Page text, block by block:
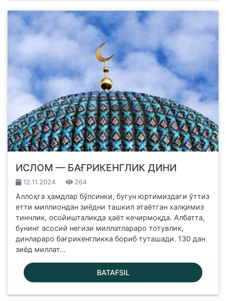
ИСЛОМ — БАҒРИКEНГЛИК ДИНИ
12.11.2024 264
Аллоҳга ҳамдлар бўлсинки, бугун юртимиздаги ўттиз
етти миллиондан зиёдни ташкил этаётган халқимиз
тинчлик, осойишталикда ҳаёт кечирмоқда. Албатта,
бунинг асосий негизи миллатлараро тотувлик,
динлараро бағрикенгликка бориб туташади. 130 дан
зиёд миллат...
BATAFSIL